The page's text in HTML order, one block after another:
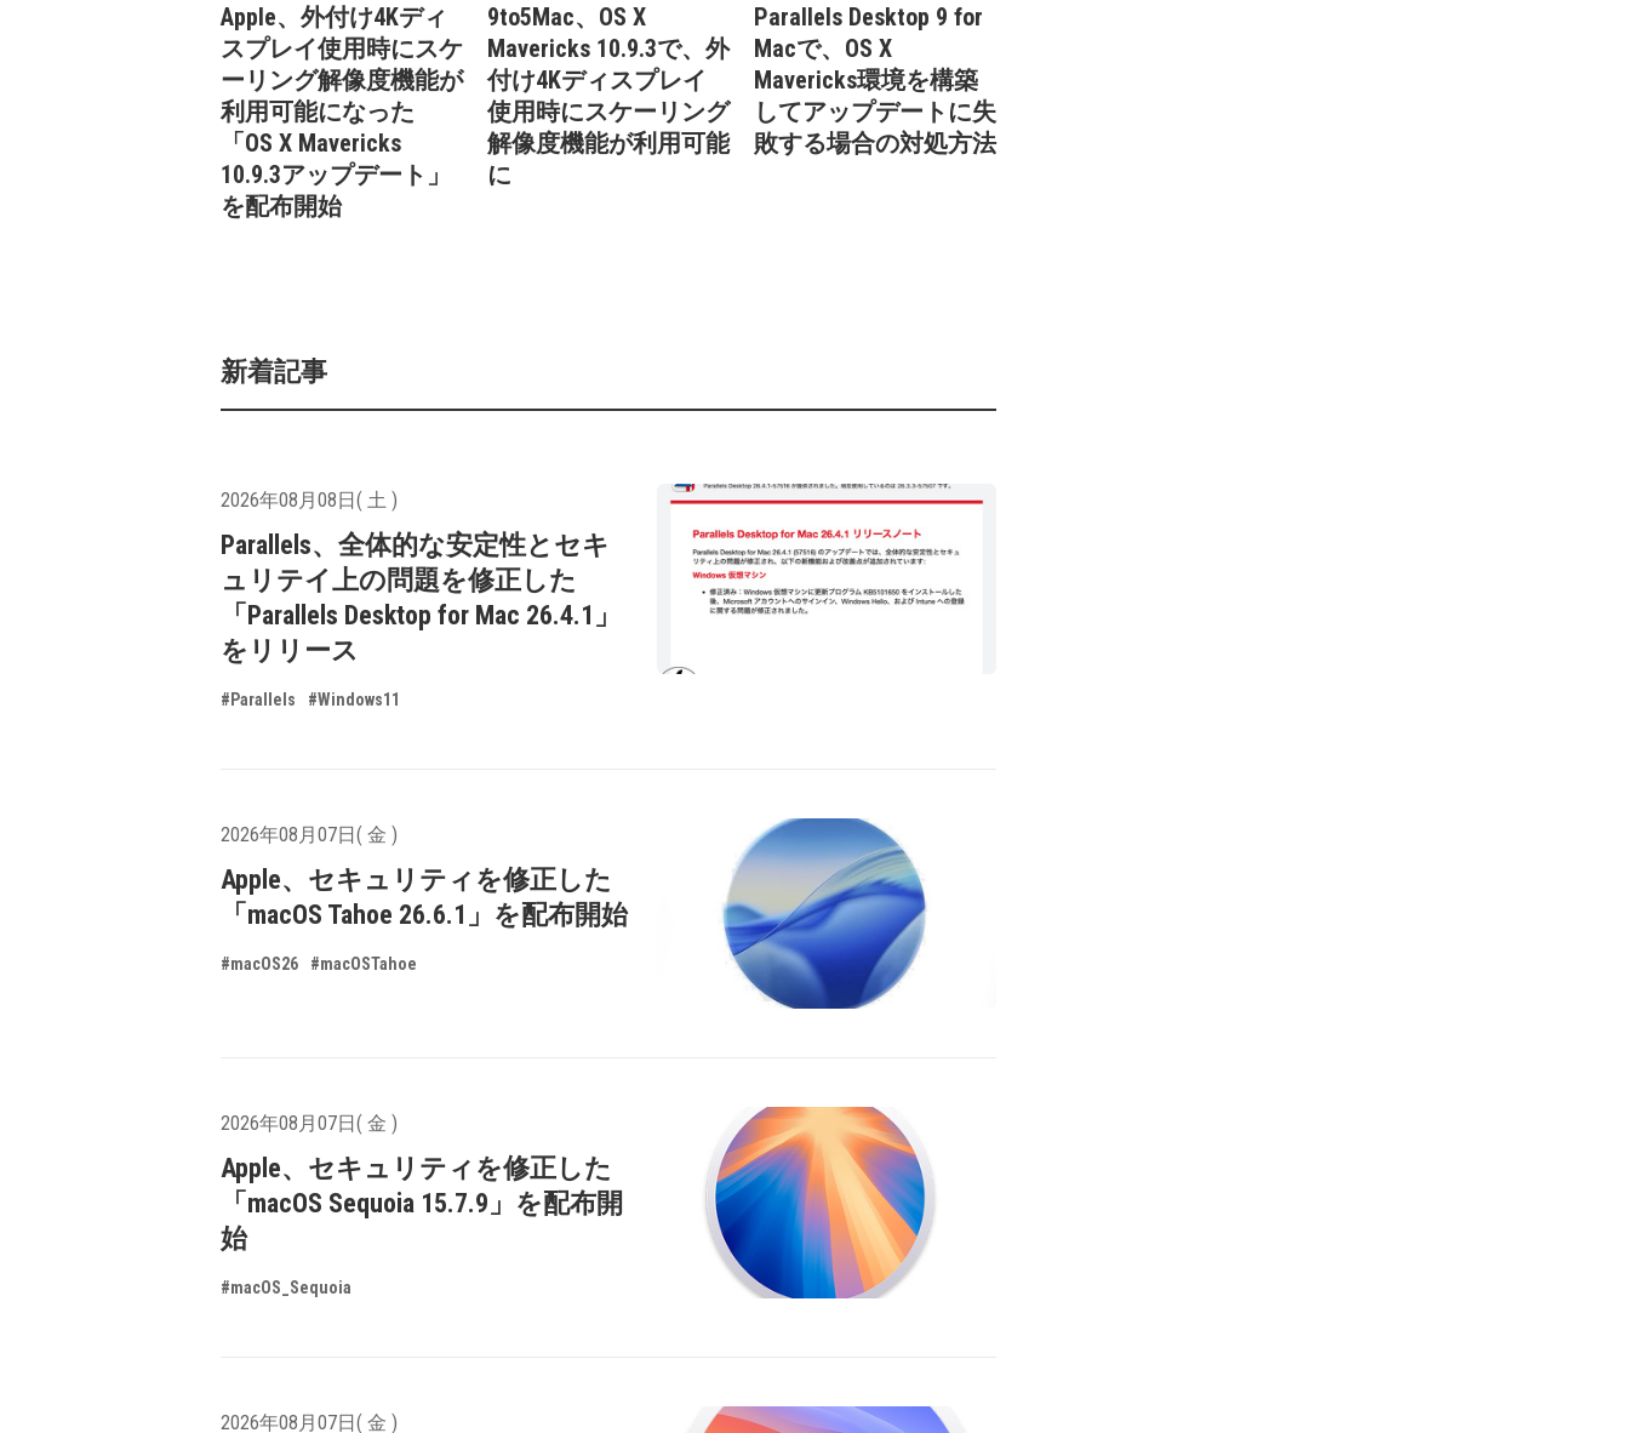
Apple、外付け4Kディ
スプレイ使用時にスケ
ーリング解像度機能が
利用可能になった
「OS X Mavericks
10.9.3アップデート」
を配布開始
9to5Mac、OS X
Mavericks 10.9.3で、外
付け4Kディスプレイ
使用時にスケーリング
解像度機能が利用可能
に
Parallels Desktop 9 for
Macで、OS X
Mavericks環境を構築
してアップデートに失
敗する場合の対処方法
新着記事
2026年08月08日( 土 )
Parallels、全体的な安定性とセキ
ュリテイ上の問題を修正した
「Parallels Desktop for Mac 26.4.1」
をリリース
#Parallels #Windows11
2026年08月07日( 金 )
Apple、セキュリティを修正した
「macOS Tahoe 26.6.1」を配布開始
#macOS26 #macOSTahoe
2026年08月07日( 金 )
Apple、セキュリティを修正した
「macOS Sequoia 15.7.9」を配布開
始
#macOS_Sequoia
2026年08月07日( 金 )